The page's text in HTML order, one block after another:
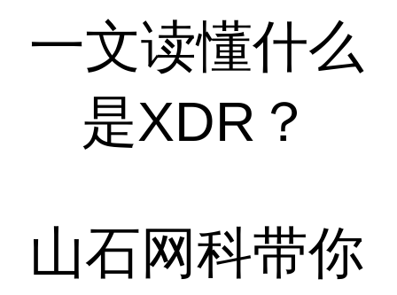
一文读懂什么
是XDR？
山石网科带你